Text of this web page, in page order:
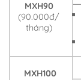
MXH90
(90.000đ/
tháng)
MXH100